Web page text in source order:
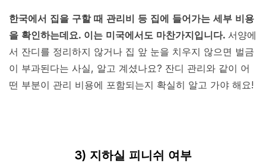
한국에서 집을 구할 때 관리비 등 집에 들어가는 세부 비용
을 확인하는데요. 이는 미국에서도 마찬가지입니다. 서양에
서 잔디를 정리하지 않거나 집 앞 눈을 치우지 않으면 벌금
이 부과된다는 사실, 알고 계셨나요? 잔디 관리와 같이 어
떤 부분이 관리 비용에 포함되는지 확실히 알고 가야 해요!
3) 지하실 피니쉬 여부